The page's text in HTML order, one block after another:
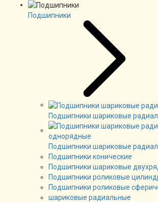
Подшипники
Подшипники шариковые
Подшипники шариковые
Подшипники конические
Подшипники шариковые
Подшипники роликовые
Подшипники роликовые
шариковые радиальные